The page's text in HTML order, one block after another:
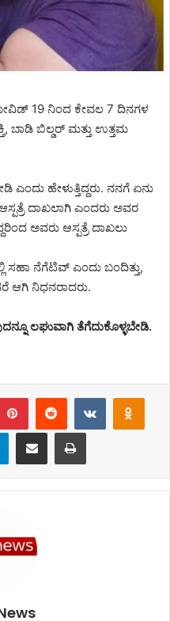
19 ನಿಂದ ಕೇವಲ 7 ದಿನಗಳ
ಬಾಡಿ ಬಿಲ್ಡರ್ ಮತ್ತು ಉತ್ತಮ
ಹೇಳುತ್ತಿದ್ದರು. ನನಗೆ ಏನು
ದಾಖಲಾಗಿ ಎಂದರು ಅವರ
ಅವರು ಆಸ್ಪತ್ರೆ ದಾಖಲು
ಸಹಾ ನೆಗೆಟಿವ್ ಎಂದು ಬಂದಿತ್ತು,
ಆಗಿ ನಿಧನರಾದರು.
ಲಘುವಾಗಿ ತೆಗೆದುಕೊಳ್ಳಬೇಡಿ.
Pinterest Reddit VKontakte Odnoklassniki
Telegram Share via Email Print